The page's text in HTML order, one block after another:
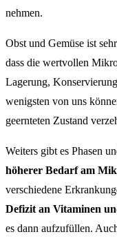
nehmen.
Obst und Gemüse ist
dass die wertvollen
Lagerung,
wenigsten von uns
geernteten Zustand
Weiters gibt es Phasen
höherer Bedarf am
verschiedene
Defizit an Vitaminen
es dann aufzufüllen.